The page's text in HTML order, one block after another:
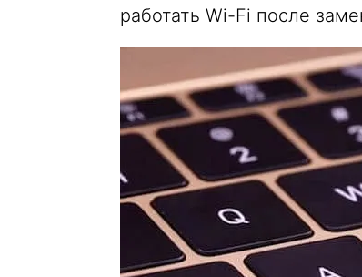
работать Wi-Fi после